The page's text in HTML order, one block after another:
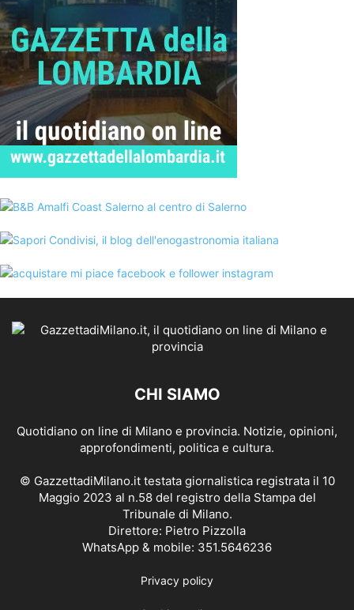
CHI SIAMO
Quotidiano on line di Milano e provincia. Notizie, opinioni,
approfondimenti, politica e cultura.
© GazzettadiMilano.it testata giornalistica registrata il 10
Maggio 2023 al n.58 del registro della Stampa del
Tribunale di Milano.
Direttore: Pietro Pizzolla
WhatsApp & mobile: 351.5646236
Privacy policy